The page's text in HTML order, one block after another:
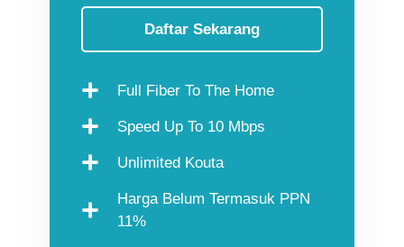
Daftar Sekarang
Full Fiber To The Home
Speed Up To 10 Mbps
Unlimited Kouta
Harga Belum Termasuk PPN
11%